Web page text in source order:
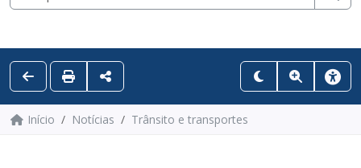
Início Notícias Trânsito e transportes